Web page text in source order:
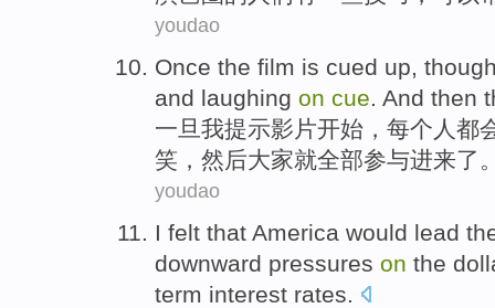
youdao
Once the film is cued up,
and laughing on cue. And then
一旦 我提示影片开始， 每个人 都
笑 ，然后大家就全部参与进来了
youdao
I felt that America would lead
downward pressures on the
term interest rates.